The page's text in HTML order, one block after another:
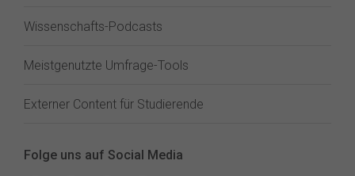
Wissenschafts-Podcasts
Meistgenutzte Umfrage-Tools
Externer Content für Studierende
Folge uns auf Social Media